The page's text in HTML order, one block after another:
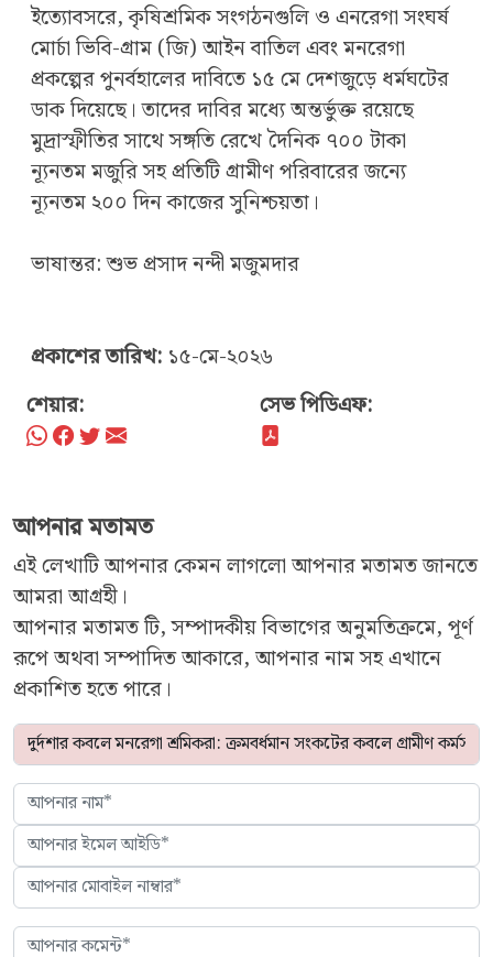
ইত্যোবসরে,কৃষিশ্রমিক সংগঠনগুলি ও এনরেগা সংঘর্ষ
মোর্চা ভিবি-গ্রাম (জি) আইন বাতিল এবং মনরেগা
প্রকল্পের পুনর্বহালের দাবিতে ১৫ মে দেশজুড়ে ধর্মঘটের
ডাক দিয়েছে। তাদের দাবির মধ্যে অন্তর্ভুক্ত রয়েছে
মুদ্রাস্ফীতির সাথে সঙ্গতি রেখে দৈনিক ৭০০ টাকা
ন্যূনতম মজুরি সহ প্রতিটি গ্রামীণ পরিবারের জন্যে
ন্যূনতম ২০০ দিন কাজের সুনিশ্চয়তা।
ভাষান্তর: শুভ প্রসাদ নন্দী মজুমদার
প্রকাশের তারিখ: ১৫-মে-২০২৬
শেয়ার:
সেভ পিডিএফ:
আপনার মতামত
এই লেখাটি আপনার কেমন লাগলো আপনার মতামত জানতে
আমরা আগ্রহী।
আপনার মতামত টি, সম্পাদকীয় বিভাগের অনুমতিক্রমে, পূর্ণ
রূপে অথবা সম্পাদিত আকারে, আপনার নাম সহ এখানে
প্রকাশিত হতে পারে।